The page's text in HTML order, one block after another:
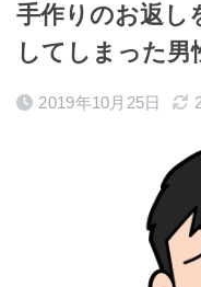
手作りのお返し
してしまった男
2019年10月25日